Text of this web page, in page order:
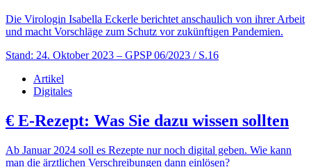
Die Virologin Isabella Eckerle berichtet anschaulich von ihrer Arbeit
und macht Vorschläge zum Schutz vor zukünftigen Pandemien.
Stand: 24. Oktober 2023 – GPSP 06/2023 / S.16
Artikel
Digitales
€ E-Rezept: Was Sie dazu wissen sollten
Ab Januar 2024 soll es Rezepte nur noch digital geben. Wie kann
man die ärztlichen Verschreibungen dann einlösen?